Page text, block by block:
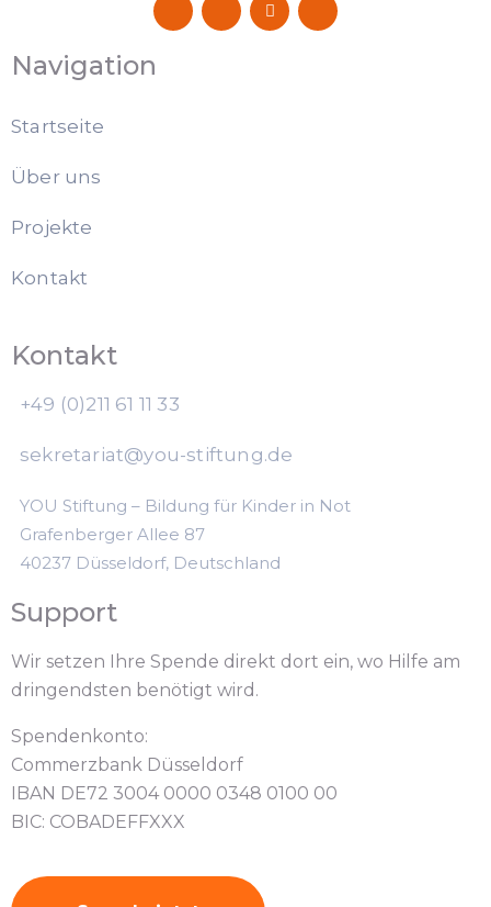
Navigation
Startseite
Über uns
Projekte
Kontakt
Kontakt
+49 (0)211 61 11 33
sekretariat@you-stiftung.de
YOU Stiftung – Bildung für Kinder in Not
Grafenberger Allee 87
40237 Düsseldorf, Deutschland
Support
Wir setzen Ihre Spende direkt dort ein, wo Hilfe am
dringendsten benötigt wird.
Spendenkonto:
Commerzbank Düsseldorf
IBAN DE72 3004 0000 0348 0100 00
BIC: COBADEFFXXX